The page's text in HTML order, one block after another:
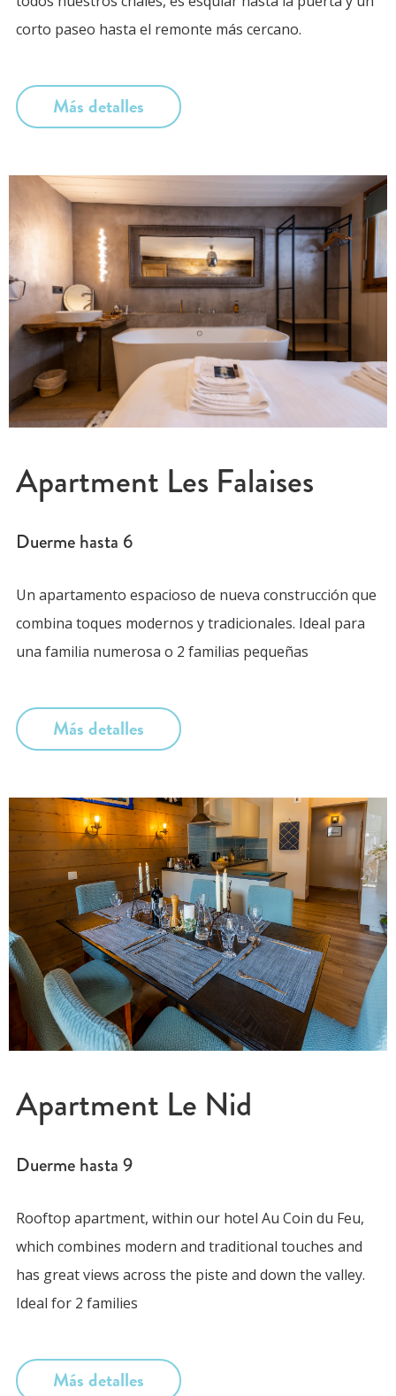
corto paseo hasta el remonte más cercano.
Más detalles
Apartment Les Falaises
Duerme hasta 6
Un apartamento espacioso de nueva construcción que
combina toques modernos y tradicionales. Ideal para
una familia numerosa o 2 familias pequeñas
Más detalles
Apartment Le Nid
Duerme hasta 9
Rooftop apartment, within our hotel Au Coin du Feu,
which combines modern and traditional touches and
has great views across the piste and down the valley.
Ideal for 2 families
Más detalles